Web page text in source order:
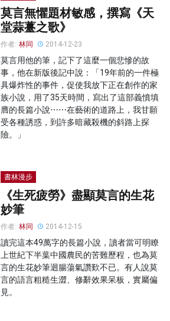
莫言無懼題材敏感，撰寫《天
堂蒜薹之歌》
作者: 林同 2014-12-23
莫言用他的筆，記下了這麼一個悲慘的故
事，他在新版後記中說：「19年前的一件極
具爆炸性的事件，促使我放下正在創作的家
族小說，用了35天時間，寫出了這部義憤填
膺的長篇小說⋯⋯在藝術的道路上，我甘願
受各種誘惑，到許多暗藏殺機的斜路上探
險。」
書林漫步
《生死疲勞》盡顯莫言的生花
妙筆
作者: 林同 2014-12-15
讀完這本49萬字的長篇小說，讀者當可明瞭
上世紀下半葉中國農民的苦難歷程，也為莫
言的生花妙筆迴腸蕩氣讚歎不已。有人說莫
言的語言粗糙生澀、修辭效果呆板，實屬偏
見。